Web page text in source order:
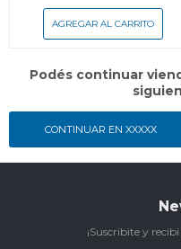
CONTINUAR EN XXXXX
Podés continuar
¡Suscribite y